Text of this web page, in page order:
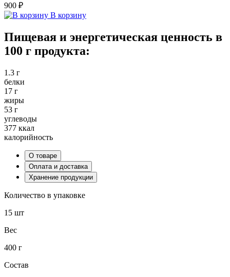
900 ₽
В корзину
Пищевая и энергетическая ценность в
100 г продукта:
1.3 г
белки
17 г
жиры
53 г
углеводы
377 ккал
калорийность
О товаре
Оплата и доставка
Хранение продукции
Количество в упаковке
15 шт
Вес
400 г
Состав